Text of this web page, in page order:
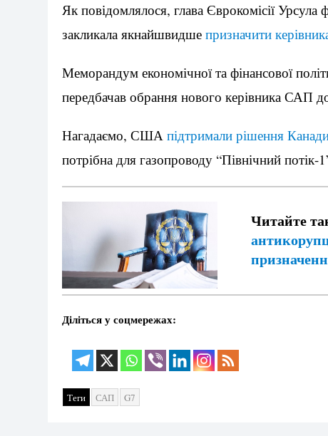
Як повідомлялося, глава Єврокомісії
закликала якнайшвидше призначити
Меморандум економічної та фінансової
передбачав обрання нового керівника САП
Нагадаємо, США підтримали рішення
потрібна для газопроводу “Північний потік-
Читайте
Діліться у соцмережах:
Теги САП G7